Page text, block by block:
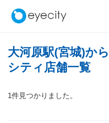
大河原駅(宮城)から
シティ店舗一覧
1件見つかりました。